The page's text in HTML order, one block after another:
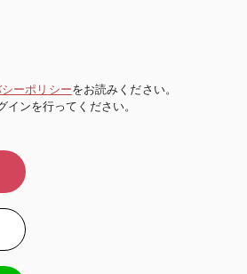
ーポリシーをお読みください。
ンを行ってください。